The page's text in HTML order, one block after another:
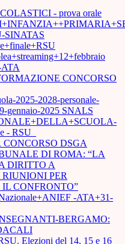
- prova orale
SINATAS
CONCORSO
2025-2028-personale-
gennaio-2025 SNALS
- RSU_
CONCORSO DSGA
DI ROMA: “LA
DIRITTO A
PER
CONFRONTO”
-ATA+31-
BERGAMO:
Elezioni del 14, 15 e 16